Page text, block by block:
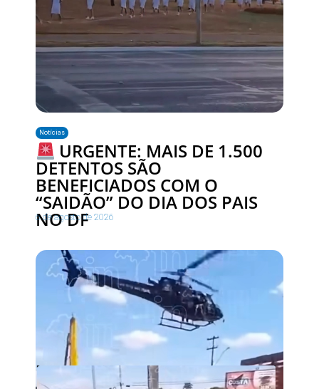
Notícias
URGENTE: MAIS DE 1.500
DETENTOS SÃO
BENEFICIADOS COM O
“SAIDÃO” DO DIA DOS PAIS
NO DF
6 de agosto de 2026